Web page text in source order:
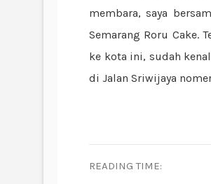
membara, saya
Semarang Roru Cake.
ke kota ini, sudah
di Jalan Sriwijaya
READING TIME: